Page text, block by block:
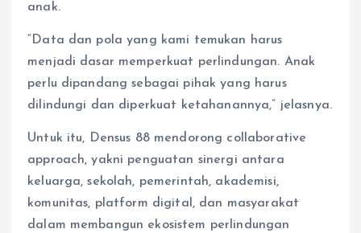
anak.
“Data dan pola yang kami temukan harus
menjadi dasar memperkuat perlindungan. Anak
perlu dipandang sebagai pihak yang harus
dilindungi dan diperkuat ketahanannya,” jelasnya.
Untuk itu, Densus 88 mendorong collaborative
approach, yakni penguatan sinergi antara
keluarga, sekolah, pemerintah, akademisi,
komunitas, platform digital, dan masyarakat
dalam membangun ekosistem perlindungan